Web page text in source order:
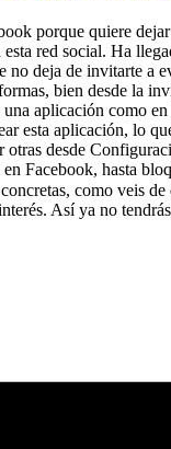
porque quiere
red social. Ha
deja de invitarte
bien desde la
aplicación como
esta aplicación, lo
desde
Facebook, hasta
como veis
Así ya no